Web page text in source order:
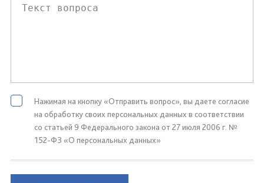
Нажимая на кнопку «Отправить вопрос», вы даете согласие
на обработку своих персональных данных в соответствии
со статьей 9 Федерального закона от 27 июля 2006 г. №
152-ФЗ «О персональных данных»